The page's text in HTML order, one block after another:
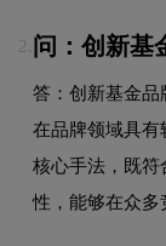
2. 问：创新基
答：创新基金品
在品牌领域具有
核心手法，既符
性，能够在众多